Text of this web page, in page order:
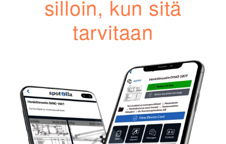
silloin, kun sitä
tarvitaan